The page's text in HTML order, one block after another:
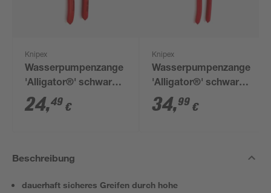
Knipex
Wasserpumpenzange
'Alligator®' schwarz
atramentiert 180 mm
24,49 €
Knipex
Wasserpumpenzange
'Alligator®' schwarz
atramentiert 300 mm
34,99 €
Beschreibung
dauerhaft sicheres Greifen durch hohe